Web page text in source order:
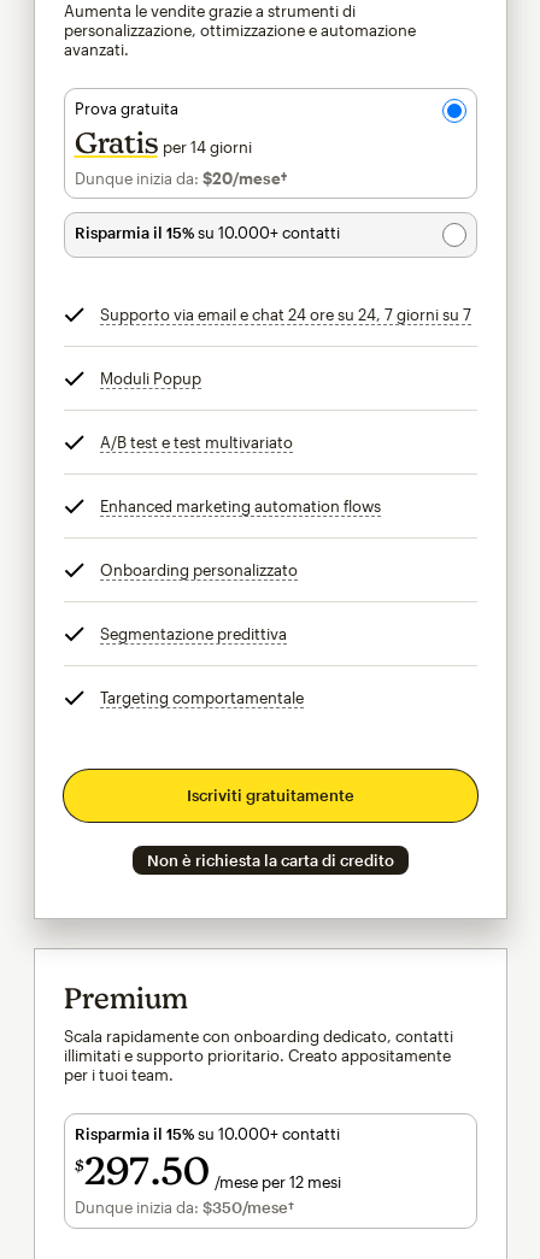
Aumenta le vendite grazie a strumenti di
personalizzazione, ottimizzazione e automazione
avanzati.
Prova gratuita
Gratis per 14 giorni
Dunque inizia da: $20/mese†al mese†
Risparmia il 15%su 10.000+ contatti
Supporto via email e chat 24 ore su 24, 7 giorni su 7tooltip
Moduli Popuptooltip
A/B test e test multivariatotooltip
Enhanced marketing automation flowstooltip
Onboarding personalizzatotooltip
Segmentazione predittiva
Targeting comportamentaletooltip
Iscriviti gratuitamente
Non è richiesta la carta di credito
Premium
Scala rapidamente con onboarding dedicato, contatti
illimitati e supporto prioritario. Creato appositamente
per i tuoi team.
Risparmia il 15%su 10.000+ contatti
$297 50 /mese per 12 mesi
$297.50 al mese per 12 mesi
Dunque inizia da: $350/mese†al mese†